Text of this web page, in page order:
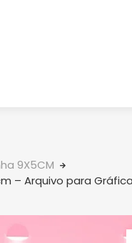
9X5CM
– Arquivo para